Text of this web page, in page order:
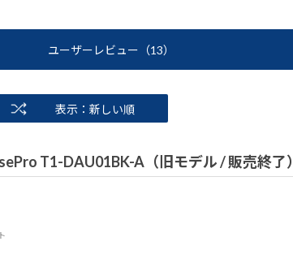
ユーザーレビュー （13）
表示：新しい順
T1-DAU01BK-A（旧モデル / 販売終了）